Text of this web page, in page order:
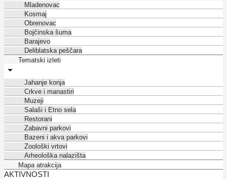
Mladenovac
Kosmaj
Obrenovac
Bojčinska šuma
Barajevo
Deliblatska peščara
Tematski izleti
Jahanje konja
Crkve i manastiri
Muzeji
Salaši i Etno sela
Restorani
Zabavni parkovi
Bazeni i akva parkovi
Zoološki vrtovi
Arheološka nalazišta
Mapa atrakcija
AKTIVNOSTI